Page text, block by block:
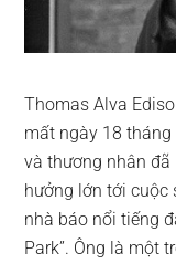
Thomas Alva
mất ngày 18
và thương nhân
hưởng lớn tới cuộc
nhà báo nổi tiếng
Park”. Ông là một